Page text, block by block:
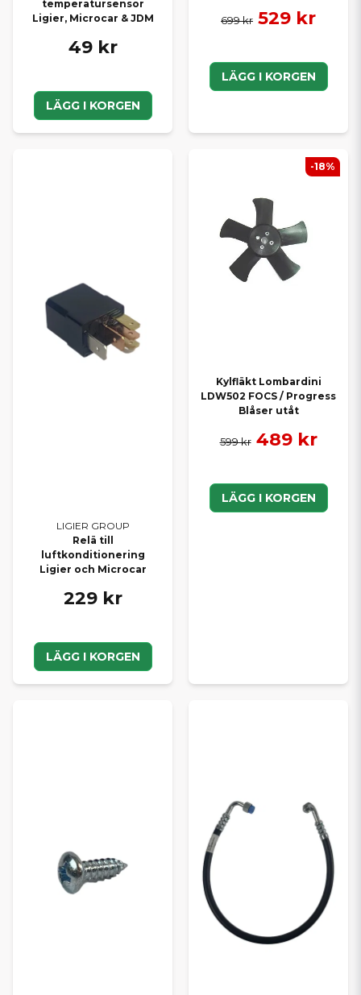
temperatursensor
Ligier, Microcar & JDM
49 kr
LÄGG I KORGEN
699 kr 529 kr
LÄGG I KORGEN
LIGIER GROUP
Relä till
luftkonditionering
Ligier och Microcar
229 kr
LÄGG I KORGEN
Kylfläkt Lombardini
LDW502 FOCS / Progress
Blåser utåt
599 kr 489 kr
LÄGG I KORGEN
-18%